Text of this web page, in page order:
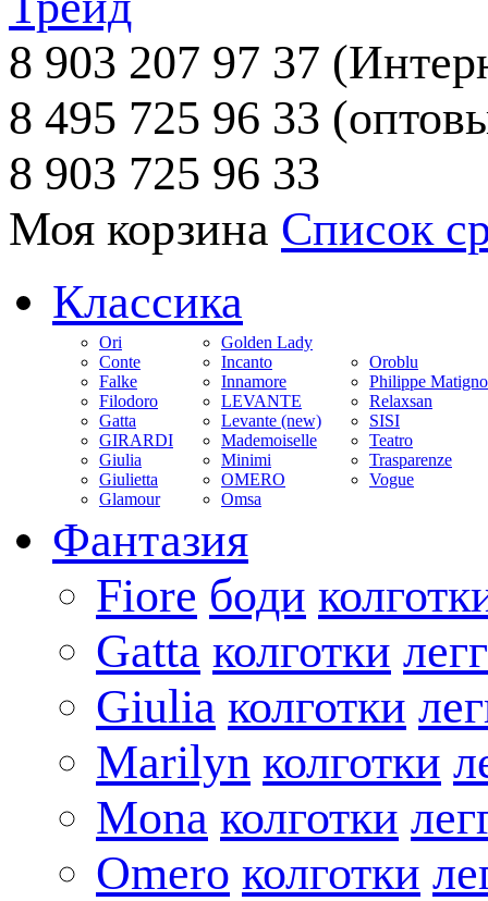
8 903 207 97 37
8 495 725 96 33
8 903 725 96 33
Моя корзина Список
Классика
Ori
Conte
Falke
Filodoro
Gatta
GIRARDI
Giulia
Giulietta
Glamour
Golden Lady
Incanto
Innamore
LEVANTE
Levante (new)
Mademoiselle
Minimi
OMERO
Omsa
Oroblu
Philippe
Relaxsan
SISI
Teatro
Trasparenze
Vogue
Фантазия
Fiore боди
Gatta колготки
Giulia колготки
Marilyn колготки
Mona колготки
Omero колготки